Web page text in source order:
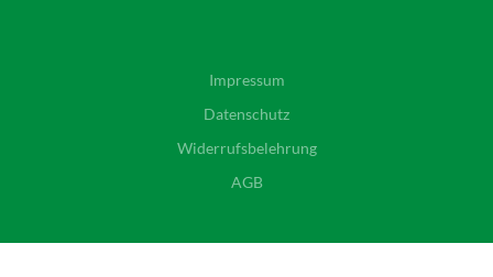
Impressum
Datenschutz
Widerrufsbelehrung
AGB